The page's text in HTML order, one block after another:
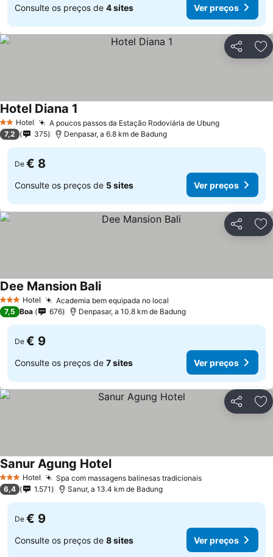
Consulte os preços de 4 sites Ver preços
Partilhar
2 Estrelas
Hotel A poucos passos da Estação Rodoviária de UbungVer preços
Hotel Diana 1
7,2 375 Denpasar, a 6.8 km de Badung
De € 8
Consulte os preços de 5 sites Ver preços
Partilhar
3 EstrelasHotel Academia bem equipada no local
Dee Mansion BaliVer preços
7,5 Boa 676 Denpasar, a 10.8 km de Badung
De € 9
Consulte os preços de 7 sites Ver preços
Partilhar
3 EstrelasHotel Spa com massagens balinesas tradicionaisVer preços
Sanur Agung HotelVer preços
6,4 1.571 Sanur, a 13.4 km de Badung
De € 9
Consulte os preços de 8 sites Ver preços